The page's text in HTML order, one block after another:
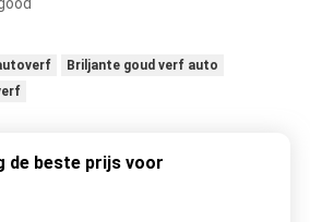
Briljante goud verf auto
de beste prijs voor